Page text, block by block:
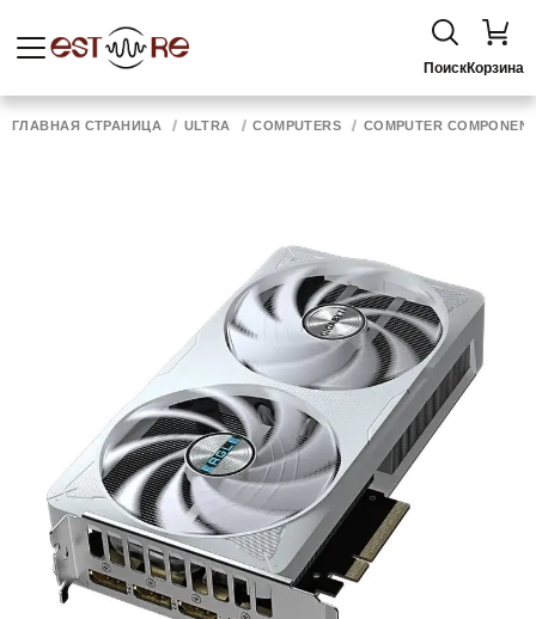
ПоискКорзина
ГЛАВНАЯ СТРАНИЦА ULTRA COMPUTERS COMPUTER